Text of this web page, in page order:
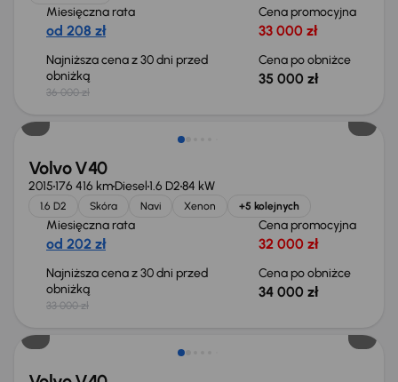
Miesięczna rata
od 208 zł
Cena promocyjna
33 000 zł
Najniższa cena z 30 dni przed
obniżką
36 000 zł
Cena po obniżce
35 000 zł
Volvo V40
2015176 416 kmDiesel1.6 D284 kW
1.6 D2 Skóra Navi Xenon +5 kolejnych
Miesięczna rata
od 202 zł
Cena promocyjna
32 000 zł
Najniższa cena z 30 dni przed
obniżką
33 000 zł
Cena po obniżce
34 000 zł
Świeżo skupione